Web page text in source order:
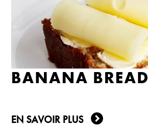
BANANA BREAD
EN SAVOIR PLUS